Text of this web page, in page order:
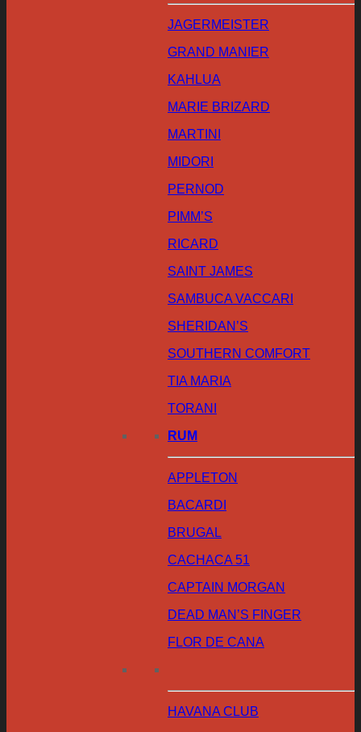
JAGERMEISTER
GRAND MANIER
KAHLUA
MARIE BRIZARD
MARTINI
MIDORI
PERNOD
PIMM’S
RICARD
SAINT JAMES
SAMBUCA VACCARI
SHERIDAN’S
SOUTHERN COMFORT
TIA MARIA
TORANI
RUM
APPLETON
BACARDI
BRUGAL
CACHACA 51
CAPTAIN MORGAN
DEAD MAN’S FINGER
FLOR DE CANA
HAVANA CLUB